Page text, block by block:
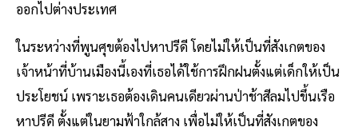
ออกไปต่างประเทศ
ในระหว่างที่พูนศุขต้องไปหาปรีดี โดยไม่ให้เป็นที่สังเกตของ
เจ้าหน้าที่บ้านเมืองนี้เองที่เธอได้ใช้การฝึกฝนตั้งแต่เด็กให้เป็น
ประโยชน์ เพราะเธอต้องเดินคนเดียวผ่านป่าช้าสีลมไปขึ้นเรือ
หาปรีดี ตั้งแต่ในยามฟ้าใกล้สาง เพื่อไม่ให้เป็นที่สังเกตของ